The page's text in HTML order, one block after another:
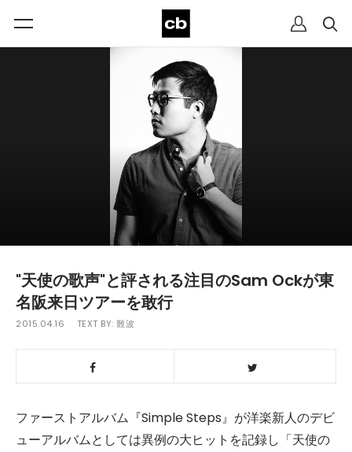
"天使の歌声"と評される注目のSam Ockが東
名阪来日ツアーを敢行
2015.04.16 TEXT BY:難波
ファーストアルバム『Simple Steps』が洋楽新人のデビ
ューアルバムとしては異例の大ヒットを記録し「天使の